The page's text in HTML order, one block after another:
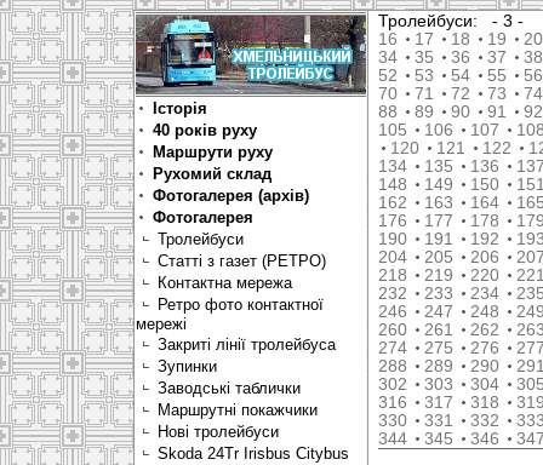
Історія
40 років руху
Маршрути руху
Рухомий склад
Фотогалерея (архів)
Фотогалерея
Тролейбуси
Статті з газет (РЕТРО)
Контактна мережа
Ретро фото контактної
мережі
Закриті лінії тролейбуса
Зупинки
Заводські таблички
Маршрутні покажчики
Нові тролейбуси
Skoda 24Tr Irisbus Citybus
Тролейбуси: - 3 -
16
17 18 19
20
34
35 36 37
38
52
53 54 55
56
70
71 72 73
74
88
89 90 91
92
105
106 107
120
121 122
134
135 136
148
149 150
162
163 164
176
177 178
190
191 192
204
205 206
218
219 220
232
233 234
246
247 248
260
261 262
274
275 276
288
289 290
302
303 304
316
317 318
330
331 332
344
345 346